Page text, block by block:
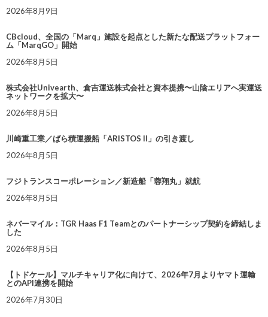
2026年8月9日
CBcloud、全国の「Marq」施設を起点とした新たな配送プラットフォー
ム「MarqGO」開始
2026年8月5日
株式会社Univearth、倉吉運送株式会社と資本提携〜山陰エリアへ実運送
ネットワークを拡大〜
2026年8月5日
川崎重工業／ばら積運搬船「ARISTOS II」の引き渡し
2026年8月5日
フジトランスコーポレーション／新造船「蓉翔丸」就航
2026年8月5日
ネバーマイル：TGR Haas F1 Teamとのパートナーシップ契約を締結しま
した
2026年8月5日
【トドケール】マルチキャリア化に向けて、2026年7月よりヤマト運輸
とのAPI連携を開始
2026年7月30日